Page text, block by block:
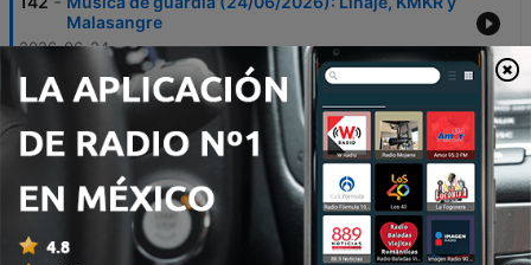
Malasangre
2026-06-24
141 -
Música de guardia (17/06/2026): Principales
2026-06-17
140 -
Música de guardia (10/06/2026): La Regadera y
Chukky